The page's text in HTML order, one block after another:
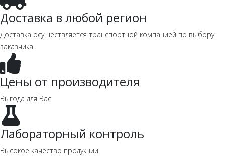
Доставка в любой регион
Доставка осуществляется транспортной компанией по выбору
заказчика.
Цены от производителя
Выгода для Вас
Лабораторный контроль
Высокое качество продукции